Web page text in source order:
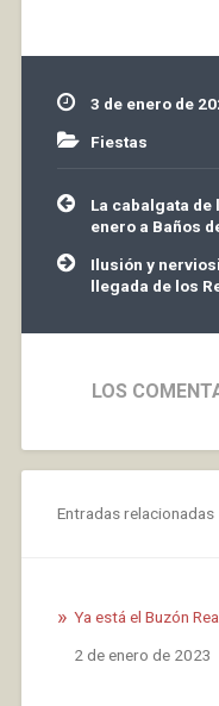
3 de enero de
Fiestas
Navegación
de
entradas
La cabalgata de
enero a Baños
Ilusión y
llegada de los
LOS
Entradas relacionadas
Ya está el Buzón
Fecha
2 de enero de 2023